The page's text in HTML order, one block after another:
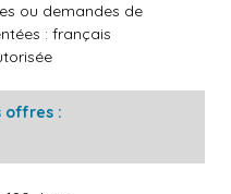
ou demandes de
: français
offres :